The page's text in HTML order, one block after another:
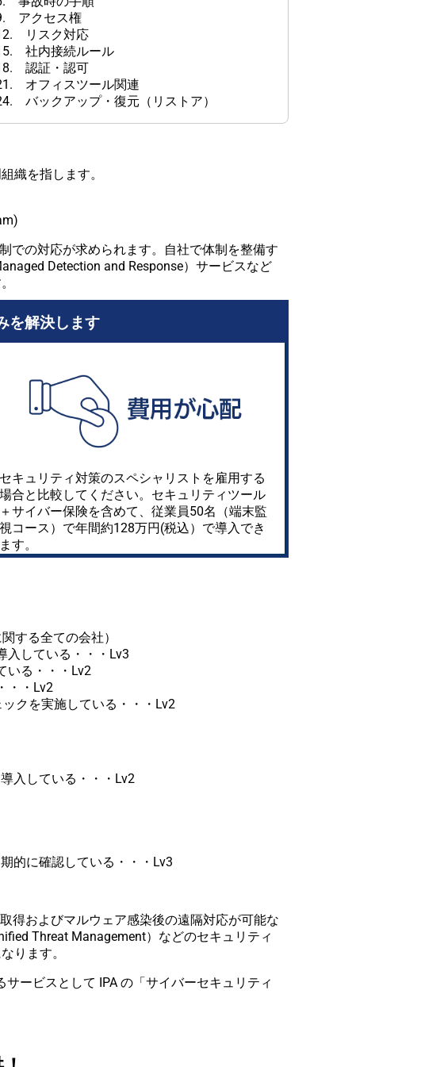
アクセス権
リスク対応
社内接続ルール
認証・認可
オフィスツール関連
バックアップ・復元（リストア）
織を指します。
での対応が求められます。自社で体制を整備す
Detection and Response）サービスなど
を解決します
セキュリティ対策のスペシャリストを雇用する
場合と比較してください。セキュリティツール
＋サイバー保険を含めて、従業員50名（端末監
視コース）で年間約128万円(税込）で導入でき
ます。
する全ての会社）
入している・・・Lv3
いる・・・Lv2
・・Lv2
クを実施している・・・Lv2
入している・・・Lv2
的に確認している・・・Lv3
得およびマルウェア感染後の遠隔対応が可能な
Threat Management）などのセキュリティ
ります。
ービスとして IPA の「サイバーセキュリティ